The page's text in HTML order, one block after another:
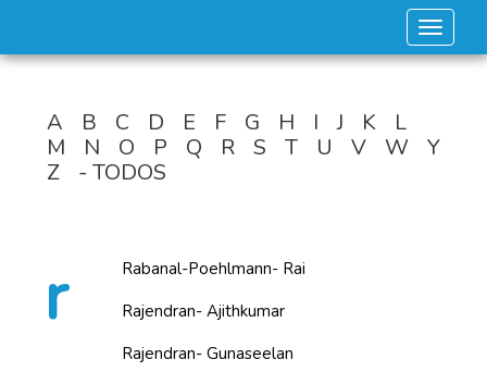
Toggle
A B C D E F G H I J K
L
M
N O P Q R S T U V W
Y
Z
- TODOS
r
Rabanal-Poehlmann- Rai
Rajendran- Ajithkumar
Rajendran- Gunaseelan